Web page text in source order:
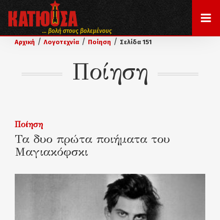
... βολή στους βολεμένους
Αρχική / Λογοτεχνία / Ποίηση / Σελίδα 151
Ποίηση
Ποίηση
Τα δυο πρώτα ποιήματα του
Μαγιακόφσκι